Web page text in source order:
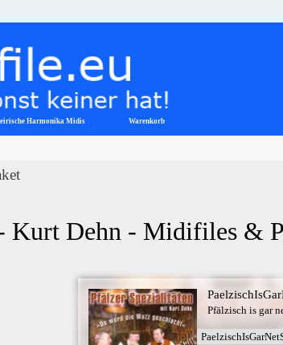
Harmonika Midis ▼
Warenkorb
Kurt Dehn - Midifiles &
Pfälzisch is gar